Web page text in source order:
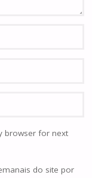
browser for next
do site por